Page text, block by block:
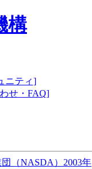
構
ニティ]
せ・FAQ]
（NASDA）2003年